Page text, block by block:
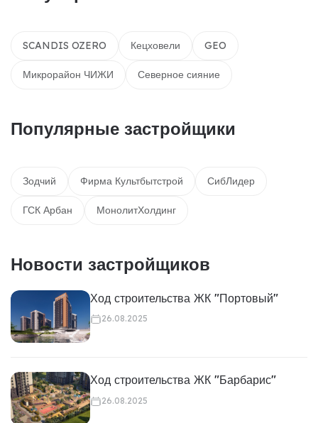
SCANDIS OZERO Кецховели GEO
Микрорайон ЧИЖИ Северное сияние
Популярные застройщики
Зодчий Фирма Культбытстрой СибЛидер
ГСК Арбан МонолитХолдинг
Новости застройщиков
Ход строительства ЖК "Портовый"
26.08.2025
Ход строительства ЖК "Барбарис"
26.08.2025